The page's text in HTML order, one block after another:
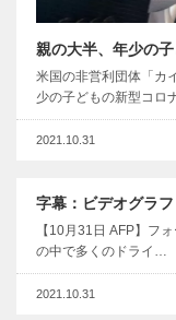
親の大半、年少の
米国の非営利団体「カ
少の子どもの新型コロ
2021.10.31
字幕：ビデオグラ
【10月31日 AFP】フ
の中で多くのドライ…
2021.10.31